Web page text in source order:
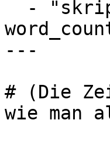
---
# (Die
wie man